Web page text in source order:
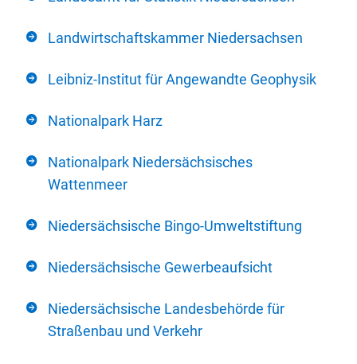
Landwirtschaftskammer Niedersachsen
Leibniz-Institut für Angewandte Geophysik
Nationalpark Harz
Nationalpark Niedersächsisches
Wattenmeer
Niedersächsische Bingo-Umweltstiftung
Niedersächsische Gewerbeaufsicht
Niedersächsische Landesbehörde für
Straßenbau und Verkehr